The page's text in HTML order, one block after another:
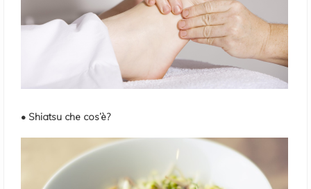
• Shiatsu che cos’è?